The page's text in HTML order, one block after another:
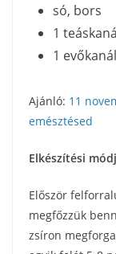
só, bors
1
1
Ajánló: 11
emésztésed
Elkészítési
Először
megfőzzük
zsíron